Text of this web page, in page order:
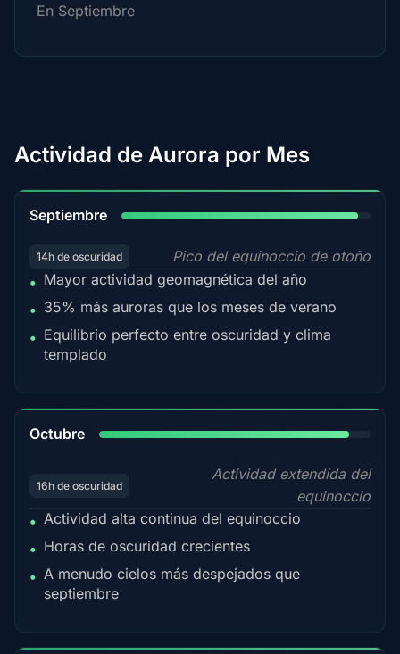
En Septiembre
Actividad de Aurora por Mes
Septiembre
14h de oscuridad
Pico del equinoccio de otoño
• Mayor actividad geomagnética del año
• 35% más auroras que los meses de verano
• Equilibrio perfecto entre oscuridad y clima
templado
Octubre
16h de oscuridad
Actividad extendida del
equinoccio
• Actividad alta continua del equinoccio
• Horas de oscuridad crecientes
• A menudo cielos más despejados que
septiembre